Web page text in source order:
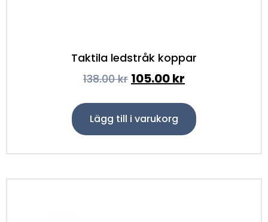
Taktila ledstråk koppar
138.00kr 105.00kr
Lägg till i varukorg